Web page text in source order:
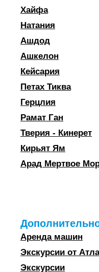
Хайфа
Натания
Ашдод
Ашкелон
Кейсария
Петах Тиква
Герцлия
Рамат Ган
Тверия - Кинерет
Кирьят Ям
Арад Мертвое
Аренда машин
Экскурсии от
Экскурсии